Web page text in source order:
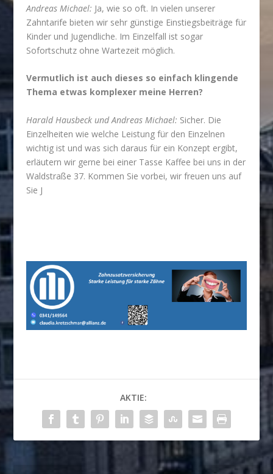
Andreas Michael: Ja, wie so oft. In vielen unserer
Zahntarife bieten wir sehr günstige Einstiegsbeiträge für
Kinder und Jugendliche. Im Einzelfall ist sogar
Sofortschutz ohne Wartezeit möglich.
Vermutlich ist auch dieses so einfach klingende
Thema etwas komplexer meine Herren?
Harald Hausbeck und Andreas Michael: Sicher. Die
Einzelheiten wie welche Leistung für den Einzelnen
wichtig ist und was sich daraus für ein Konzept ergibt,
erläutern wir gerne bei einer Tasse Kaffee bei uns in der
Waldstraße 37. Kommen Sie vorbei, wir freuen uns auf
Sie J
AKTIE: